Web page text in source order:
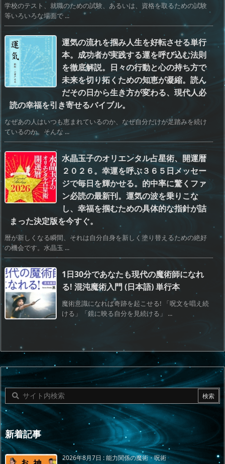
学校のテスト、就職のための試験、あるいは、資格を取るための試験
等いろいろな場面で ...
運気の流れを掴み人生を好転させる単行
本。成功者が実践する運を呼び込む法則
を徹底解説。日々の行動と心の持ち方で
未来を切り拓くための知恵が凝縮。読ん
だその日から生き方が変わる、現代人必
読の幸福を引き寄せるバイブル。
なぜあの人はいつも恵まれているのか、なぜ自分だけが足踏みを続け
ているのか。そんな ...
水晶玉子のオリエンタル占星術、開運暦
２０２６。幸運を呼ぶ３６５日メッセー
ジで毎日を輝かせる。的中率に驚くファ
ン必読の最新刊。運気の波を乗りこな
し、幸福を掴むための具体的な指針が詰
まった決定版を今すぐ。
暦が新しくなる瞬間、それは自分自身を新しく塗り替えるための絶好
の機会です。水晶玉 ...
1日30分であなたも現代の魔術師になれ
る! 混沌魔術入門 (日本語) 単行本
魔術意識になれば奇跡を起こせる! 「呪文を唱え続
ける」「鏡に映る自分を見続ける」 ...
新着記事
2026年8月7日 :能力関係の魔術・呪術